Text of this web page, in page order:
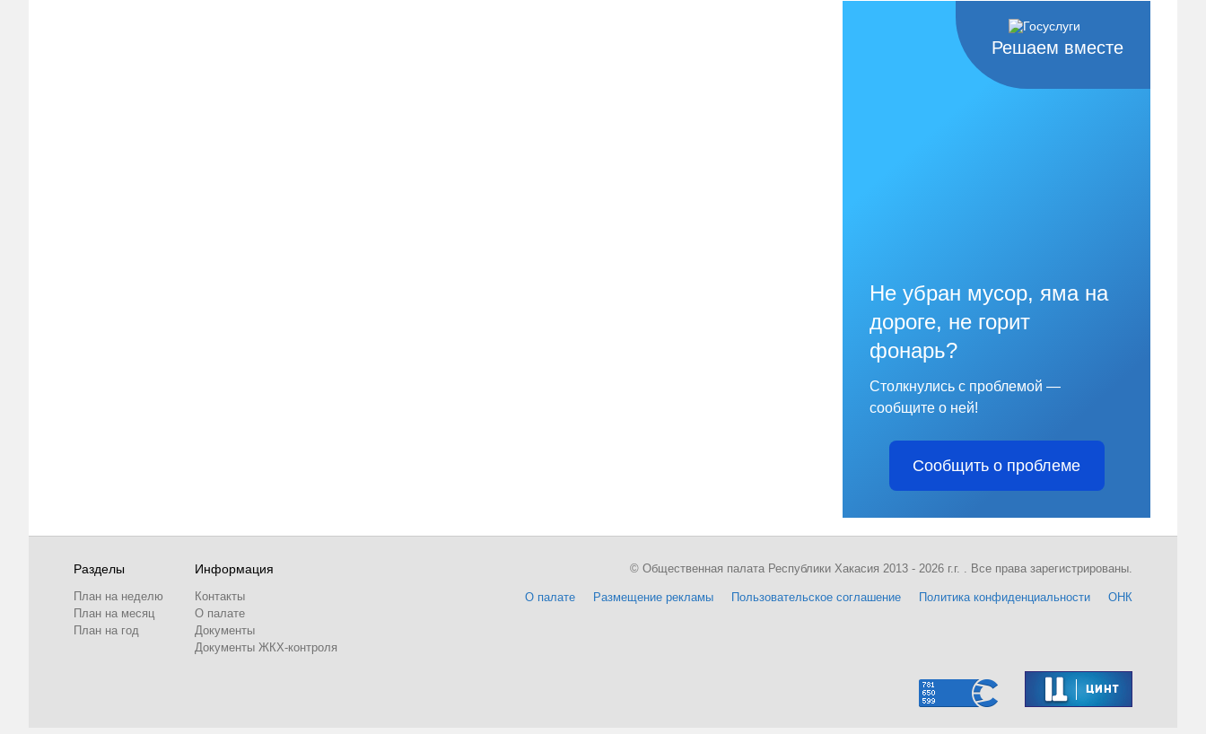
Решаем вместе
Не убран мусор, яма на
дороге, не горит
фонарь?
Столкнулись с проблемой —
сообщите о ней!
Сообщить о проблеме
Разделы
План на неделю
План на месяц
План на год
Информация
Контакты
О палате
Документы
Документы ЖКХ-контроля
О палате Размещение рекламы Пользовательское соглашение Политика конфиденциальности ОНК
© Общественная палата Республики Хакасия 2013 - 2026 г.г. . Все права зарегистрированы.